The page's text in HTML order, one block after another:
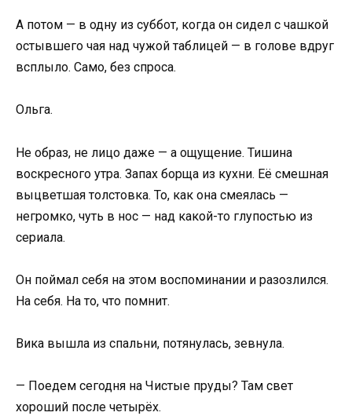
А потом — в одну из суббот, когда он сидел с чашкой
остывшего чая над чужой таблицей — в голове вдруг
всплыло. Само, без спроса.
Ольга.
Не образ, не лицо даже — а ощущение. Тишина
воскресного утра. Запах борща из кухни. Её смешная
выцветшая толстовка. То, как она смеялась —
негромко, чуть в нос — над какой-то глупостью из
сериала.
Он поймал себя на этом воспоминании и разозлился.
На себя. На то, что помнит.
Вика вышла из спальни, потянулась, зевнула.
— Поедем сегодня на Чистые пруды? Там свет
хороший после четырёх.